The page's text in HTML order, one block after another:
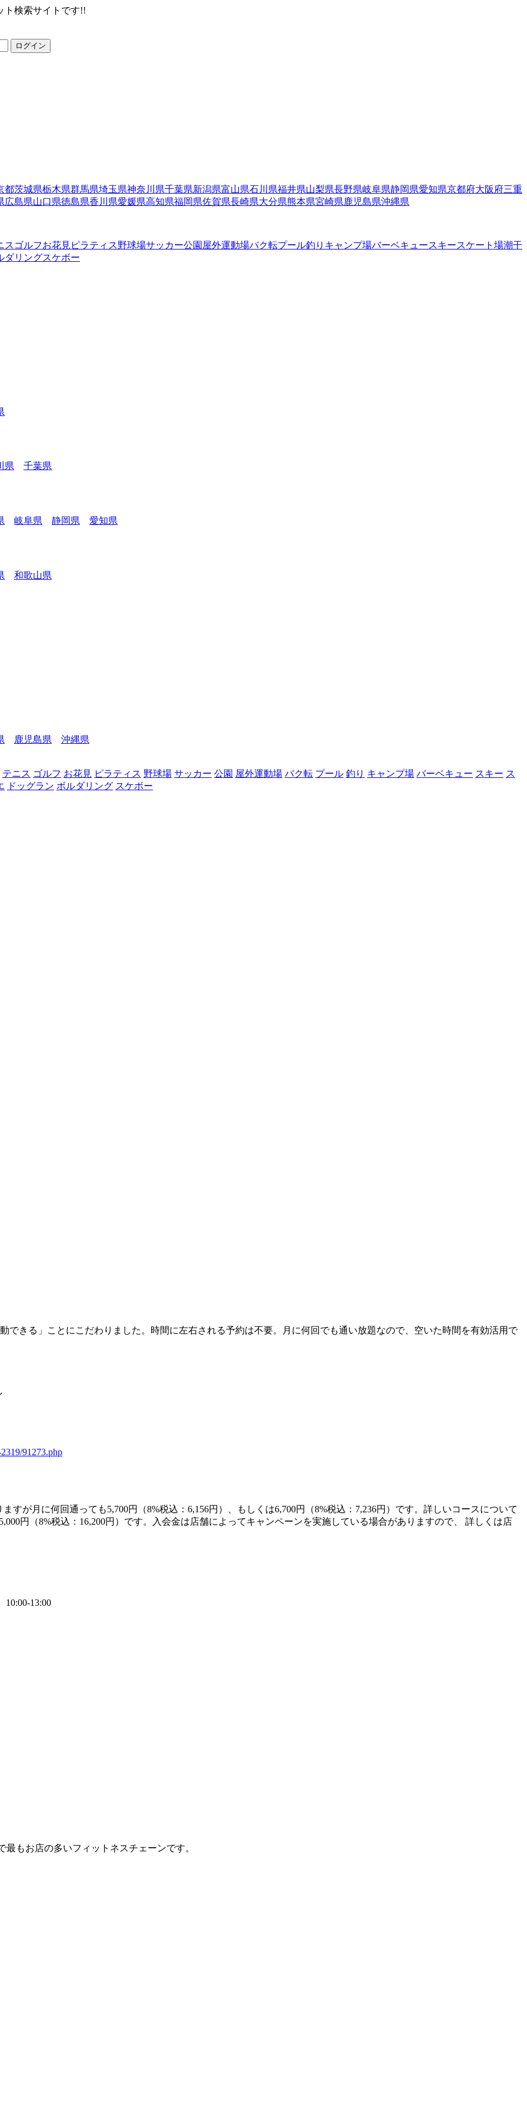
ト検索サイトです!!
ログイン
都茨城県栃木県群馬県埼玉県神奈川県千葉県新潟県富山県石川県福井県山梨県長野県岐阜県静岡県愛知県京都府大阪府三重
広島県山口県徳島県香川県愛媛県高知県福岡県佐賀県長崎県大分県熊本県宮崎県鹿児島県沖縄県
ス ゴルフお花見 ピラティス野球場サッカー公園 屋外運動場バク転プール釣り キャンプ場バーベキュースキースケート場潮干
ダリングスケボー
県 千葉県
岐阜県 静岡県 愛知県
和歌山県
鹿児島県
沖縄県
テニス ゴルフ お花見 ピラティス 野球場 サッカー 公園 屋外運動場 バク転 プール 釣り キャンプ場 バーベキュー スキー ス
ドッグラン ボルダリング スケボー
できる」ことにこだわりました。時間に左右される予約は不要。月に何回でも通い放題なので、空いた時間を有効活用で
91273.php
すが月に何回通っても5,700円（8%税込：6,156円）、もしくは6,700円（8%税込：7,236円）です。詳しいコースについて
円（8%税込：16,200円）です。入会金は店舗によってキャンペーンを実施している場合がありますので、 詳しくは店
13:00
最もお店の多いフィットネスチェーンです。